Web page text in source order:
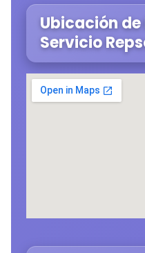
Ubicación de
Servicio